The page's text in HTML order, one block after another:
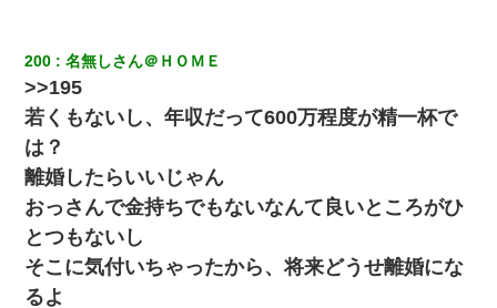
【戦争】不妊の俺嫁に弟嫁が2日間4歳児を託児 俺嫁はそこまで気
にしてなかったが、あまりにも子供が俺嫁に懐くので最後らへん
顔引きつってた → そして弟嫁が迎えに来た翌日…
【驚愕】私「今まで育てた分のお金返してね(冗談)」息子「はい、
3000万円」→数年後。私「妹が病気になったから援助して欲し
い」→
彼にプロポーズされたんだけど、実は資産家だと知って婚約破棄
した。B子「A男くんと別れたって本当？私が付き合ってもい
200 名無しさん＠ＨＯＭＥ
>>195
若くもないし、年収だって600万程度が精一杯で
は？
離婚したらいいじゃん
おっさんで金持ちでもないなんて良いところがひ
とつもないし
そこに気付いちゃったから、将来どうせ離婚にな
るよ